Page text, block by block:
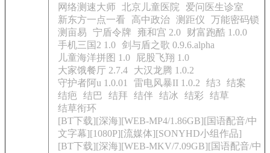
网络测速大师 北京儿童医院
爱问医生诊室
新东方一点一看
高中政治 测距仪
万能密码锁
测亩易
宁盾令牌 雍和宫 2.0
财富跑酷 1.0.0
手机三国2 1.0 剑与盾之歌 0.9.6.alpha
儿童海洋拼图 1.0
屁股飞翔 1.0
大家饿餐厅 2.7.4
大汉龙腾 1.0.2
守护者阿u 1.0.01
雷电风暴II 1.0.2 结3 结案
结疤
结巴 结拜 结伴 结冰 结彩
结草
结草衔环
[BT下载][深海][WEB-MP4/1.86GB][国语配音/中
文字幕][1080P][流媒体][SONYHD小组作品]
[BT下载][深海][WEB-MKV/7.09GB][国语配音/中